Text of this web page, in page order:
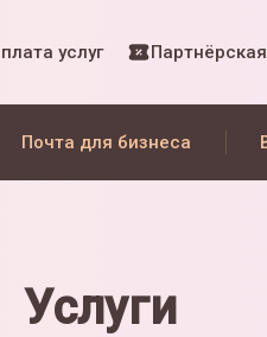
услуг
Почта для бизнеса
Услуги